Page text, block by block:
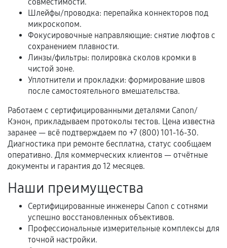
условия продления согласовываются отдельно и
фиксируются в документах.
Когда гарантия не действует
Нарушение правил эксплуатации,
механические повреждения, попадание влаги,
Самостоятельный ремонт или вмешательство
третьих лиц.
Естественный износ деталей, если иное не
предусмотрено отдельно.
срока.
Программные сбои, если это не указано в
отдельных условиях.
Шлейфы/проводка: перепайка коннекторов под
микроскопом.
Фокусировочные направляющие: снятие люфтов с
сохранением плавности.
Линзы/фильтры: полировка сколов кромки в
чистой зоне.
Уплотнители и прокладки: формирование швов
после самостоятельного вмешательства.
Работаем с сертифицированными деталями Canon/
Кэнон, прикладываем протоколы тестов. Цена известна
заранее — всё подтверждаем по +7 (800) 101-16-30.
Диагностика при ремонте бесплатна, статус сообщаем
оперативно. Для коммерческих клиентов — отчётные
документы и гарантия до 12 месяцев.
Наши преимущества
Сертифицированные инженеры Canon с сотнями
успешно восстановленных объективов.
Профессиональные измерительные комплексы для
точной настройки.